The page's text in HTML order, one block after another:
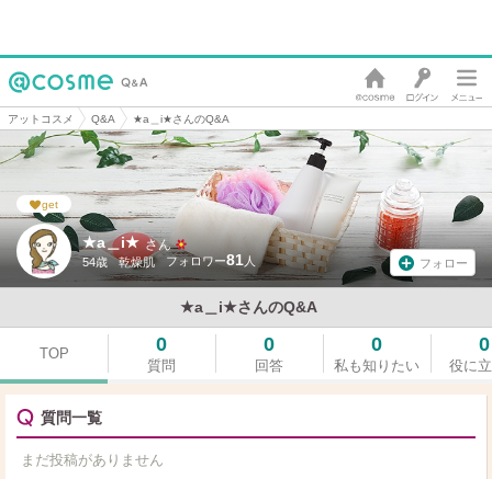
アットコスメ Q&A ★a＿i★さんのQ&A
★a＿i★ さん
54歳 乾燥肌 81 フォロー
★a＿i★さんのQ&A
get
TOP 0
質問
0
回答
0
私も知りたい
0
役に
質問一覧
まだ投稿がありません